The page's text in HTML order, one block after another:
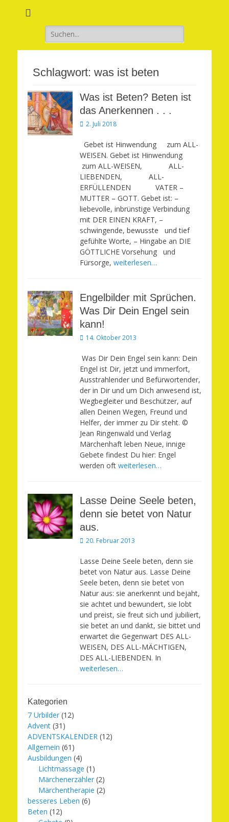
Suchen
nach:
Schlagwort: was ist beten
Was ist Beten? Beten ist
das Anerkennen . . .
Veröffentlicht
2. Juli 2018
Gebet ist Hinwendung zum ALL-
WEISEN. Gebet ist Hinwendung
zum ALL-WEISEN, ALL-
LIEBENDEN, ALL-
ERFÜLLENDEN VATER –
MUTTER – GOTT. Gebet ist: –
liebevolle, inbrünstige Verbindung
mit DER EINEN KRAFT, –
schwingende, bewusste und tief
gefühlte Worte, – Hingabe an DIE
GÖTTLICHE Vorsehung und
Fürsorge, weiterlesen…
Engelbilder mit Sprüchen.
Was Dir Dein Engel sein
kann!
Veröffentlicht
14. Oktober 2013
Was Dir Dein Engel sein kann: Dein
Engel ist Dir, jetzt und immerfort,
Ausstrahlender und Befürwortender,
der in Dir und um Dich anwesend ist,
Wegbegleiter und Beschützer, auf
allen Deinen Wegen, Freund und
Helfer, der immer zu Dir steht. ©
Jean Ringenwald und Verlag
Märchenhaft leben Neue, innige
Gebete findest Du hier: Engel
werden oft weiterlesen…
Lasse Deine Seele beten,
denn sie betet von Natur
aus.
Veröffentlicht
20. Februar 2013
Lasse Deine Seele beten, denn sie
betet von Natur aus. Lasse Deine
Seele beten, denn sie betet von
Natur aus: sie anerkennt und bejaht,
sie achtet und bewundert, sie lobt
und preist, sie freut sich und jubiliert,
sie betet an und dankt, sie bittet und
erwartet die Gegenwart DES ALL-
WEISEN, DES ALL-MÄCHTIGEN,
DES ALL-LIEBENDEN. In
weiterlesen…
Kategorien
7 Urbilder (12)
Advent (31)
ADVENTSKALENDER (12)
Allgemein (61)
Ausbildungen (4)
Lichtmassage (1)
Märchenerzähler (2)
Märchentherapie (2)
besseres Leben (6)
Beten (12)